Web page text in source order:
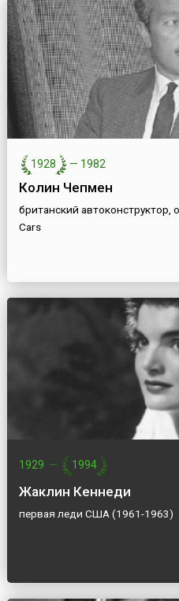
1928 — 1982
Колин Чепмен
британский автоконструктор,
Cars
1929 — 1994
Жаклин Кеннеди
первая леди США (1961-1963)